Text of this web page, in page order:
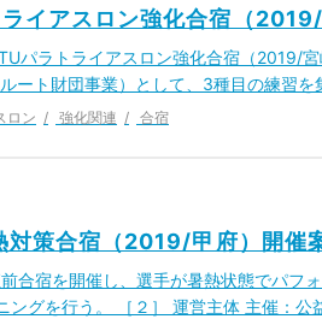
イアスロン強化合宿（
パラトライアスロン強化合宿（2019/
ート財団事業）として、3種目の練習
ロン 強化関連 合宿
対策合宿（2019/甲府）開催
前合宿を開催し、選手が暑熱状態でパフ
ングを行う。 ［２］ 運営主体 主催：